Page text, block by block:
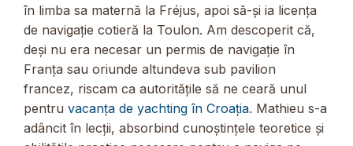
în limba sa maternă la Fréjus, apoi să-și ia licența
de navigație cotieră la Toulon. Am descoperit că,
deși nu era necesar un permis de navigație în
Franța sau oriunde altundeva sub pavilion
francez, riscam ca autoritățile să ne ceară unul
pentru vacanța de yachting în Croația. Mathieu s-a
adâncit în lecții, absorbind cunoștințele teoretice și